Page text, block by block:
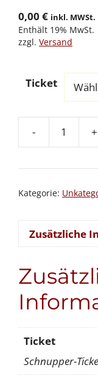
0,00 € inkl. MWSt.
Enthält 19% MwSt.
zzgl. Versand
Ticket
- +
Kategorie:
Zusätzliche
Ticket
Schnupper-